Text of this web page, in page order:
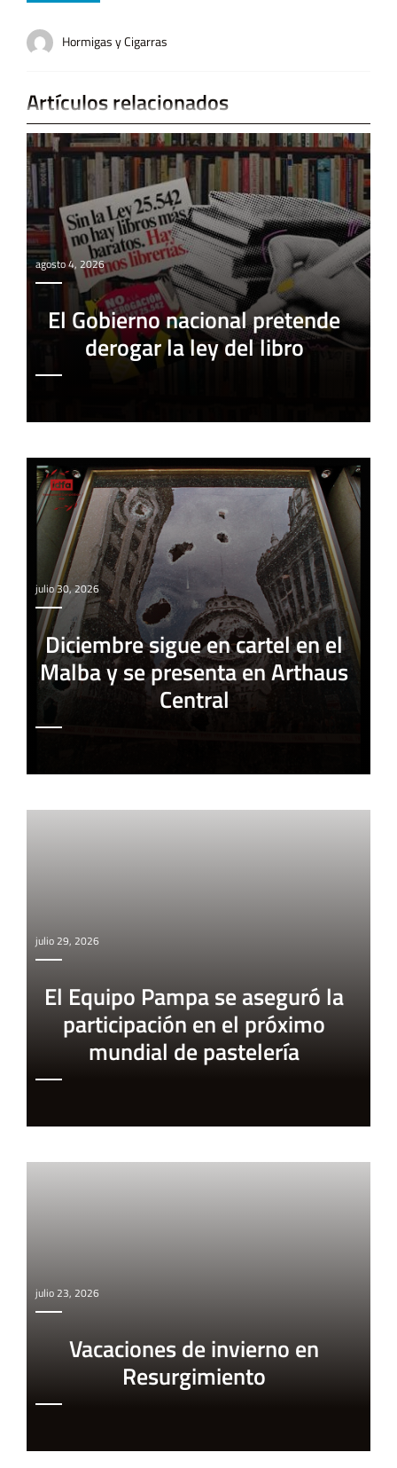
Hormigas y Cigarras
Artículos relacionados
agosto 4, 2026
El Gobierno nacional pretende
derogar la ley del libro
julio 30, 2026
Diciembre sigue en cartel en el
Malba y se presenta en Arthaus
Central
julio 29, 2026
El Equipo Pampa se aseguró la
participación en el próximo
mundial de pastelería
julio 23, 2026
Vacaciones de invierno en
Resurgimiento